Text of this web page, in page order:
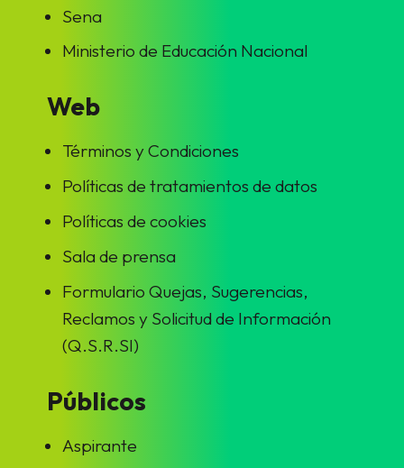
Sena
Ministerio de Educación Nacional
Web
Términos y Condiciones
Políticas de tratamientos de datos
Políticas de cookies
Sala de prensa
Formulario Quejas, Sugerencias,
Reclamos y Solicitud de Información
(Q.S.R.SI)
Públicos
Aspirante